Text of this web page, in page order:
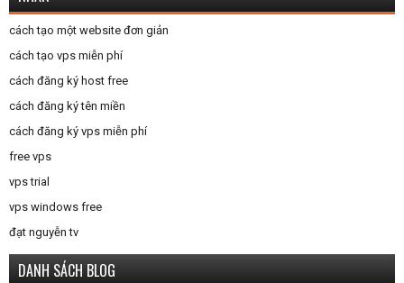
cách tạo một website đơn giản
cách tạo vps miễn phí
cách đăng ký host free
cách đăng ký tên miền
cách đăng ký vps miễn phí
free vps
vps trial
vps windows free
đạt nguyễn tv
DANH SÁCH BLOG